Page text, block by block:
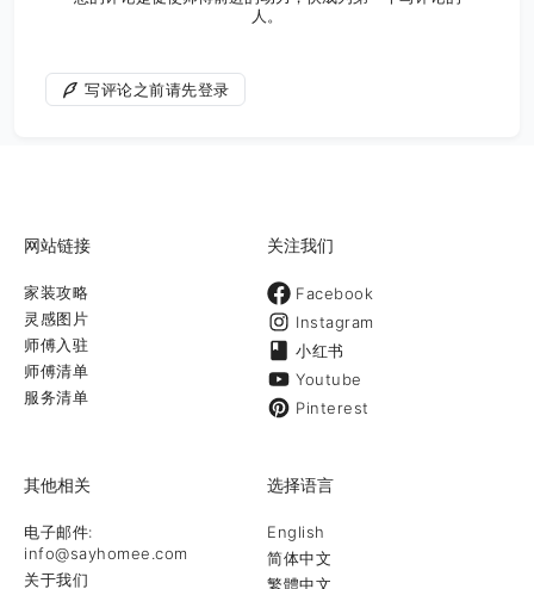
人。
写评论之前请先登录
网站链接
家装攻略
灵感图片
师傅入驻
师傅清单
服务清单
关注我们
Facebook
Instagram
小红书
Youtube
Pinterest
其他相关
电子邮件:
info@sayhomee.com
关于我们
选择语言
English
简体中文
繁體中文